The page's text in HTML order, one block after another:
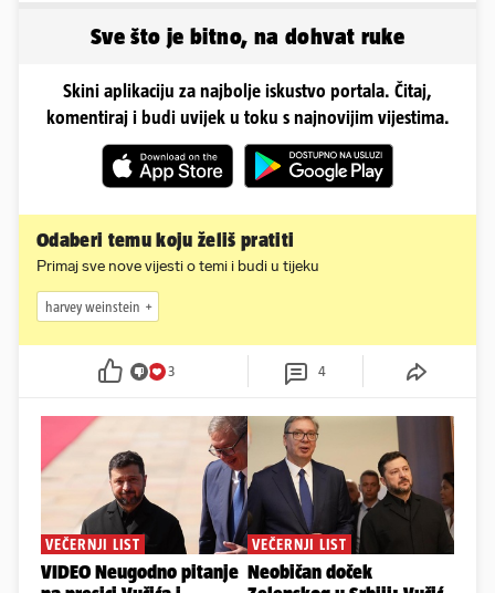
Sve što je bitno, na dohvat ruke
Skini aplikaciju za najbolje iskustvo portala. Čitaj,
komentiraj i budi uvijek u toku s najnovijim vijestima.
Odaberi temu koju želiš pratiti
Primaj sve nove vijesti o temi i budi u tijeku
harvey weinstein
3 4